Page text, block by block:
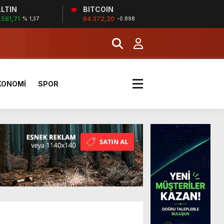
% 1,37
BITCOIN
64.372,20 -0.898
SPOR